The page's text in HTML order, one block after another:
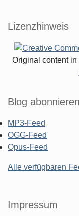
Lizenzhinweis
Original content
Blog abonnieren
MP3-Feed
OGG-Feed
Opus-Feed
Alle verfügbaren
Impressum